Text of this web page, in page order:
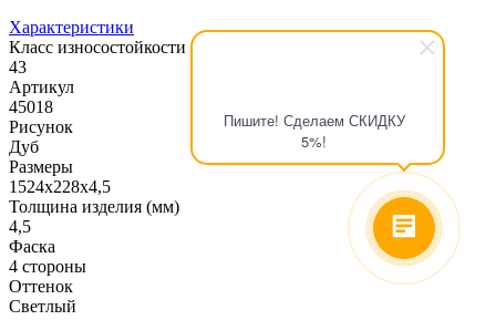
Пишите! Сделаем СКИДКУ
5%!
Характеристики
Класс износостойкости
43
Артикул
45018
Рисунок
Дуб
Размеры
1524х228х4,5
Толщина изделия (мм)
4,5
Фаска
4 стороны
Оттенок
Светлый